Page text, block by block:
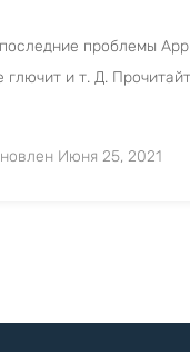
проблемы
и т. Д.
Июня 25, 2021